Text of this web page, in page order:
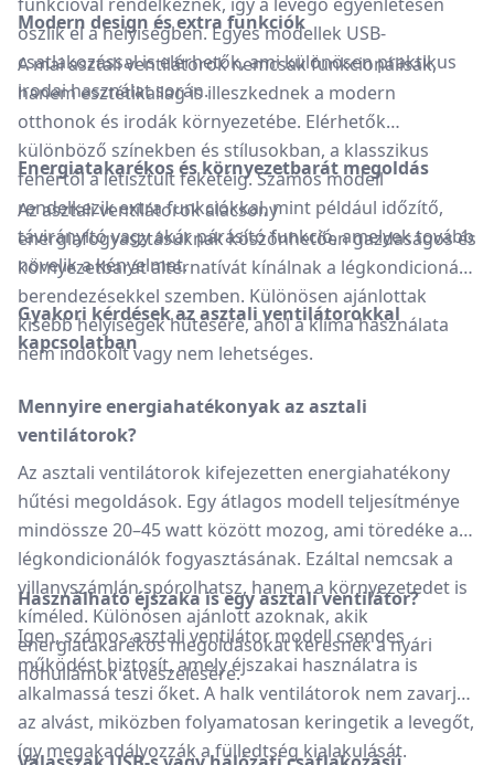
oszlik el a helyiségben.Egyes modellek USB-
csatlakozással is elérhetők, ami különösen praktikus
irodai használat során.
Modern design és extra funkciók
A mai asztali ventilátorok nemcsak funkcionálisak,
hanem esztétikailag is illeszkednek a modern
otthonok és irodák környezetébe. Elérhetők
különböző színekben és stílusokban, a klasszikus
fehértől a letisztult feketéig. Számos modell
rendelkezik extra funkciókkal, mint például időzítő,
távirányító vagy akár párásító funkció, amelyek tovább
növelik a kényelmet.
Energiatakarékos és környezetbarát megoldás
Az asztali ventilátorok alacsony
energiafogyasztásuknak köszönhetően gazdaságos és
környezetbarát alternatívát kínálnak a légkondicionáló
berendezésekkel szemben. Különösen ajánlottak
kisebb helyiségek hűtésére, ahol a klíma használata
nem indokolt vagy nem lehetséges.
Gyakori kérdések az asztali ventilátorokkal
kapcsolatban
Mennyire energiahatékonyak az asztali
ventilátorok?
Az asztali ventilátorok kifejezetten energiahatékony
hűtési megoldások. Egy átlagos modell teljesítménye
mindössze 20–45 watt között mozog, ami töredéke a
légkondicionálók fogyasztásának. Ezáltal nemcsak a
villanyszámlán spórolhatsz, hanem a környezetedet is
kíméled. Különösen ajánlott azoknak, akik
energiatakarékos megoldásokat keresnek a nyári
hőhullámok átvészelésére.
Használható éjszaka is egy asztali ventilátor?
Igen, számos asztali ventilátor modell csendes
működést biztosít, amely éjszakai használatra is
alkalmassá teszi őket. A halk ventilátorok nem zavarják
az alvást, miközben folyamatosan keringetik a levegőt,
így megakadályozzák a fülledtség kialakulását.